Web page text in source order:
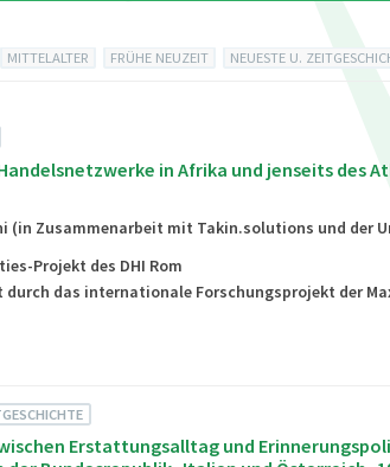
MITTELALTER FRÜHE NEUZEIT NEUESTE U.
in Afrika und jenseits des
(in Zusammenarbeit mit Takin.solutions und der
Projekt des DHI Rom
durch das internationale Forschungsprojekt der
Erstattungsalltag und